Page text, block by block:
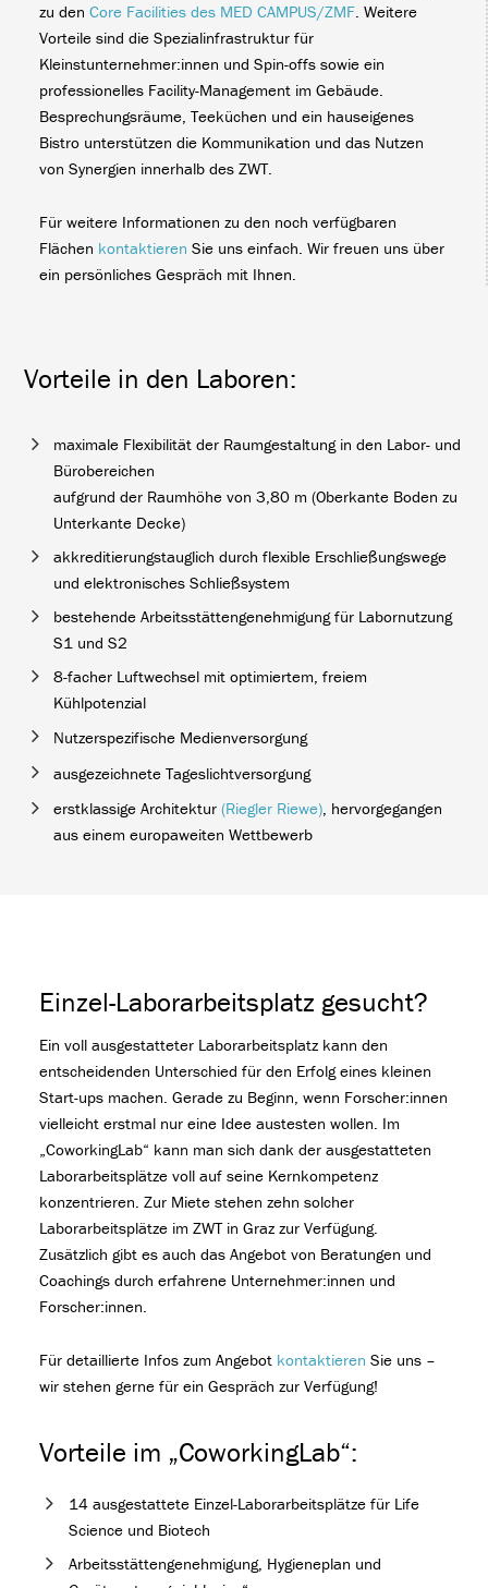
zu den Core Facilities des MED CAMPUS/ZMF. Weitere
Vorteile sind die Spezialinfrastruktur für
Kleinstunternehmer:innen und Spin-offs sowie ein
professionelles Facility-Management im Gebäude.
Besprechungsräume, Teeküchen und ein hauseigenes
Bistro unterstützen die Kommunikation und das Nutzen
von Synergien innerhalb des ZWT.
Für weitere Informationen zu den noch verfügbaren
Flächen kontaktieren Sie uns einfach. Wir freuen uns über
ein persönliches Gespräch mit Ihnen.
Vorteile in den Laboren:
maximale Flexibilität der Raumgestaltung in den Labor- und
Bürobereichen
aufgrund der Raumhöhe von 3,80 m (Oberkante Boden zu
Unterkante Decke)
akkreditierungstauglich durch flexible Erschließungswege
und elektronisches Schließsystem
bestehende Arbeitsstättengenehmigung für Labornutzung
S1 und S2
8-facher Luftwechsel mit optimiertem, freiem
Kühlpotenzial
Nutzerspezifische Medienversorgung
ausgezeichnete Tageslichtversorgung
erstklassige Architektur(Riegler Riewe), hervorgegangen
aus einem europaweiten Wettbewerb
Einzel-Laborarbeitsplatz gesucht?
Ein voll ausgestatteter Laborarbeitsplatz kann den
entscheidenden Unterschied für den Erfolg eines kleinen
Start-ups machen. Gerade zu Beginn, wenn Forscher:innen
vielleicht erstmal nur eine Idee austesten wollen. Im
„CoworkingLab“ kann man sich dank der ausgestatteten
Laborarbeitsplätze voll auf seine Kernkompetenz
konzentrieren. Zur Miete stehen zehn solcher
Laborarbeitsplätze im ZWT in Graz zur Verfügung.
Zusätzlich gibt es auch das Angebot von Beratungen und
Coachings durch erfahrene Unternehmer:innen und
Forscher:innen.
Für detaillierte Infos zum Angebot kontaktieren Sie uns –
wir stehen gerne für ein Gespräch zur Verfügung!
Vorteile im „CoworkingLab“:
14 ausgestattete Einzel-Laborarbeitsplätze für Life
Science und Biotech
Arbeitsstättengenehmigung, Hygieneplan und